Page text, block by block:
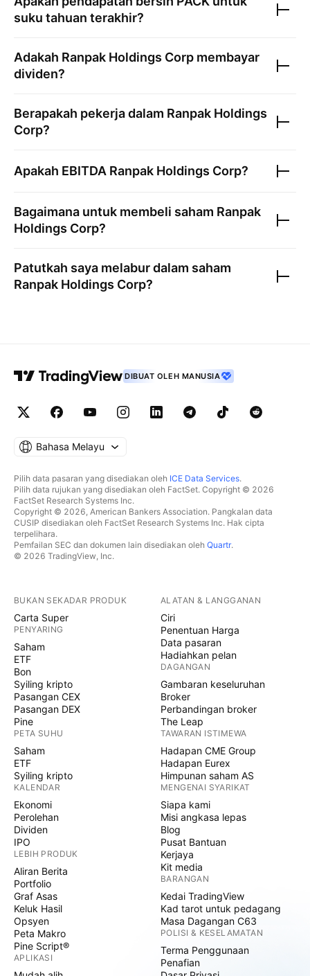
suku tahuan terakhir?
Adakah Ranpak Holdings Corp membayar
dividen?
Berapakah pekerja dalam Ranpak Holdings
Corp?
Apakah EBITDA Ranpak Holdings Corp?
Bagaimana untuk membeli saham Ranpak
Holdings Corp?
Patutkah saya melabur dalam saham
Ranpak Holdings Corp?
DIBUAT OLEH MANUSIA
Bahasa Melayu
Pilih data pasaran yang disediakan oleh ICE Data Services.
Pilih data rujukan yang disediakan oleh FactSet. Copyright © 2026
FactSet Research Systems Inc.
Copyright © 2026, American Bankers Association. Pangkalan data
CUSIP disediakan oleh FactSet Research Systems Inc. Hak cipta
terpelihara.
Pemfailan SEC dan dokumen lain disediakan oleh Quartr.
© 2026 TradingView, Inc.
BUKAN SEKADAR PRODUK
Carta Super
PENYARING
Saham
ETF
Bon
Syiling kripto
Pasangan CEX
Pasangan DEX
Pine
PETA SUHU
Saham
ETF
Syiling kripto
KALENDAR
Ekonomi
Perolehan
Dividen
IPO
LEBIH PRODUK
Aliran Berita
Portfolio
Graf Asas
Keluk Hasil
Opsyen
Peta Makro
Pine Script®
APLIKASI
ALATAN & LANGGANAN
Ciri
Penentuan Harga
Data pasaran
Hadiahkan pelan
DAGANGAN
Gambaran keseluruhan
Broker
Perbandingan broker
The Leap
TAWARAN ISTIMEWA
Hadapan CME Group
Hadapan Eurex
Himpunan saham AS
MENGENAI SYARIKAT
Siapa kami
Misi angkasa lepas
Blog
Pusat Bantuan
Kerjaya
Kit media
BARANGAN
Kedai TradingView
Kad tarot untuk pedagang
Masa Dagangan C63
POLISI & KESELAMATAN
Terma Penggunaan
Penafian